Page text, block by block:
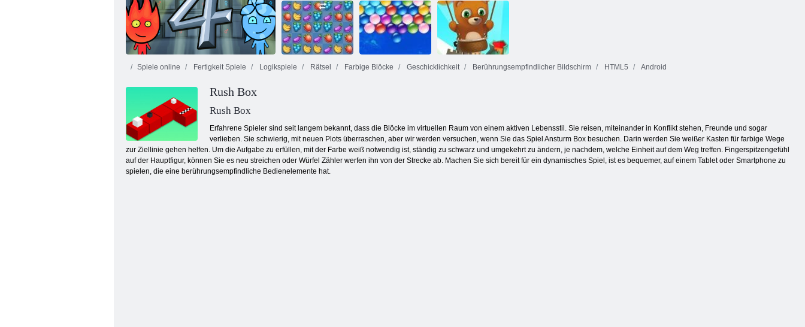
Inca Abenteuer
Feuer und Wasser 4: Kristalltempel
Ten Trix Bubble Charms 11x11
Spiele online Fertigkeit Spiele Logikspiele Rätsel Farbige Blöcke Geschicklichkeit Berührungsempfindlicher Bildschirm HTML5 Android
Rush Box
Rush Box
Erfahrene Spieler sind seit langem bekannt, dass die Blöcke im virtuellen Raum von einem aktiven Lebensstil. Sie reisen, miteinander in Konflikt stehen, Freunde und sogar
verlieben. Sie schwierig, mit neuen Plots überraschen, aber wir werden versuchen, wenn Sie das Spiel Ansturm Box besuchen. Darin werden Sie weißer Kasten für farbige Wege
zur Ziellinie gehen helfen. Um die Aufgabe zu erfüllen, mit der Farbe weiß notwendig ist, ständig zu schwarz und umgekehrt zu ändern, je nachdem, welche Einheit auf dem Weg treffen. Fingerspitzengefühl
auf der Hauptfigur, können Sie es neu streichen oder Würfel Zähler werfen ihn von der Strecke ab. Machen Sie sich bereit für ein dynamisches Spiel, ist es bequemer, auf einem Tablet oder Smartphone zu
spielen, die eine berührungsempfindliche Bedienelemente hat.